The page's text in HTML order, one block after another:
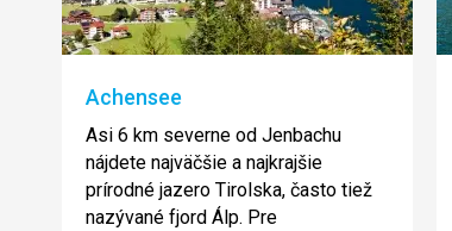
Achensee
Asi 6 km severne od Jenbachu
nájdete najväčšie a najkrajšie
prírodné jazero Tirolska, často tiež
nazývané fjord Álp. Pre